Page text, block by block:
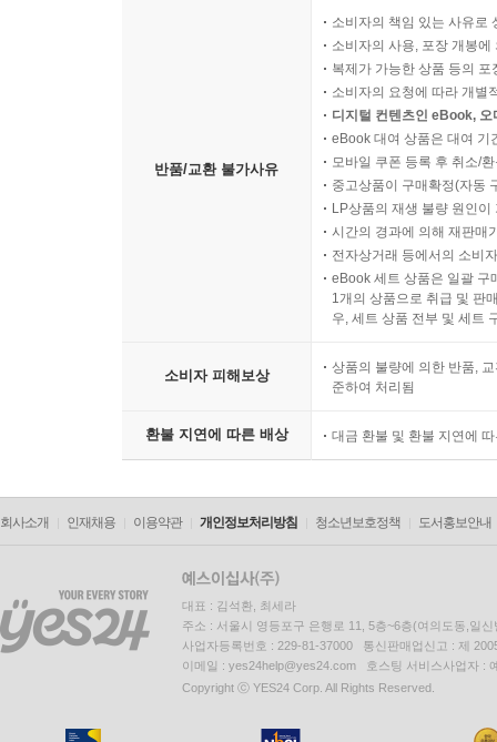
반품/교환 불가사유
소비자의 책임 있는 사유로
소비자의 사용, 포장 개봉
복제가 가능한 상품 등의
소비자의 요청에 따라 개별
디지털 컨텐츠인 eBook,
eBook 대여 상품은 대여 기
모바일 쿠폰 등록 후 취소/
중고상품이 구매확정(자동
LP상품의 재생 불량 원인
시간의 경과에 의해 재판매
전자상거래 등에서의 소비
eBook 세트 상품은 일괄 구
1개의 상품으로 취급 및 판
우, 세트 상품 전부 및 세트
소비자 피해보상
상품의 불량에 의한 반품,
준하여 처리됨
환불 지연에 따른 배상 대금 환불 및 환불 지연에
회사소개 인재채용 이용약관 개인정보처리방침 청소년보호정책 도서홍보안내
대표 : 김석환, 최세라
주소 : 서울시 영등포구 은행로 11, 5층~6층(여의도동,일신
사업자등록번호 : 229-81-37000 통신판매업신고 : 제
이메일 : yes24help@yes24.com 호스팅 서비스사업자 :
Copyright ⓒ YES24 Corp. All Rights Reserved.